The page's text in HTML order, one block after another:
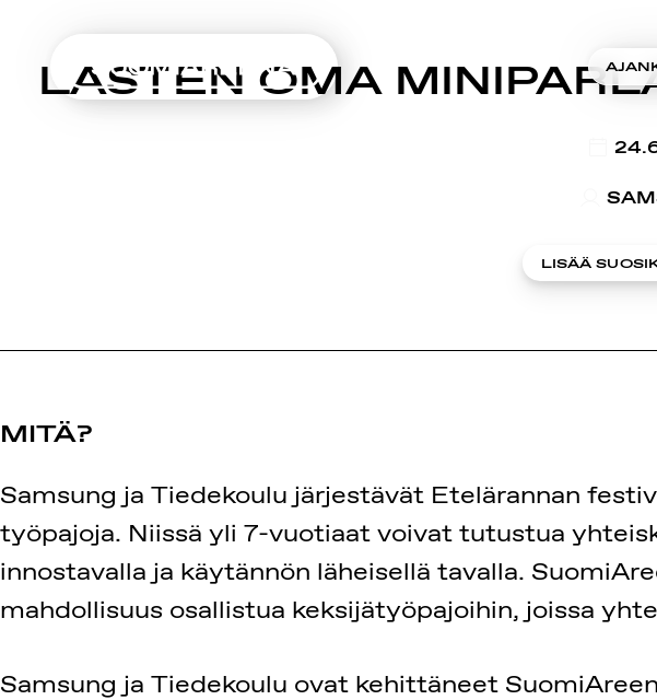
SiirryLASTEN OMA
KLO
LISÄÄ
MITÄ?
Samsung ja Tiedekoulu järjestävät Etelärannan
työpajoja. Niissä yli 7-vuotiaat voivat tutustua
innostavalla ja käytännön läheisellä tavalla.
mahdollisuus osallistua keksijätyöpajoihin, joissa
Samsung ja Tiedekoulu ovat kehittäneet